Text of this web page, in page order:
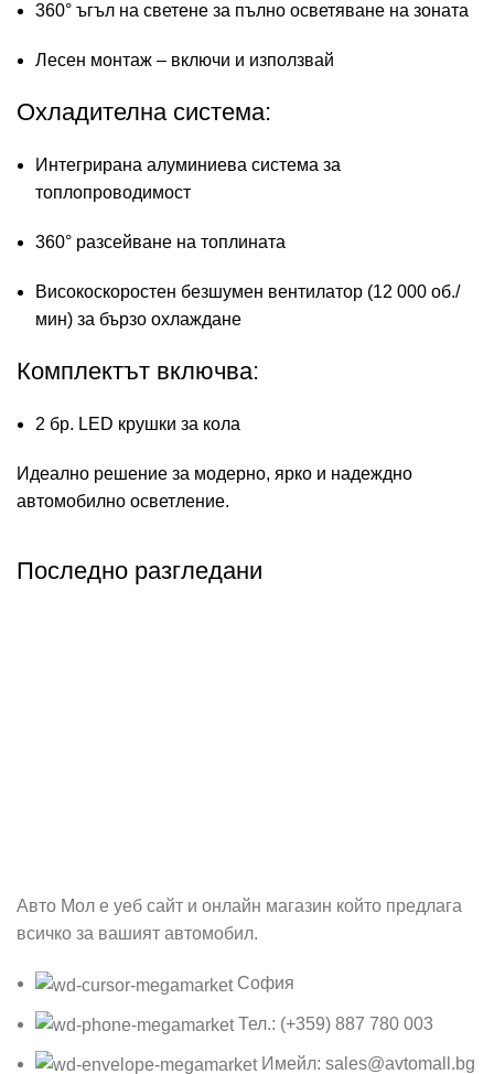
360° ъгъл на светене за пълно осветяване на зоната
Лесен монтаж – включи и използвай
Охладителна система:
Интегрирана алуминиева система за
топлопроводимост
360° разсейване на топлината
Високоскоростен безшумен вентилатор (12 000 об./
мин) за бързо охлаждане
Комплектът включва:
2 бр. LED крушки за кола
Идеално решение за модерно, ярко и надеждно
автомобилно осветление.
Последно разгледани
Авто Мол е уеб сайт и онлайн магазин който предлага
всичко за вашият автомобил.
София
Тел.: (+359) 887 780 003
Имейл: sales@avtomall.bg